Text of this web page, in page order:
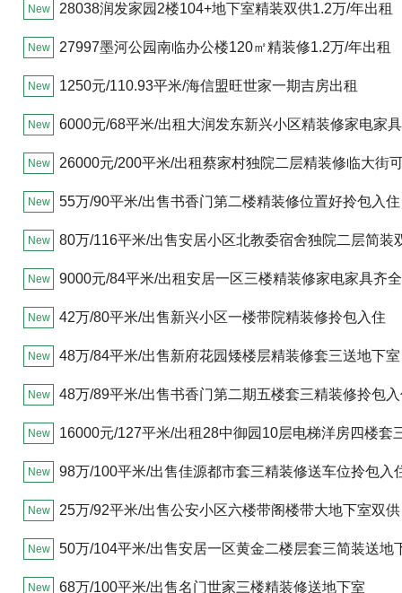
New 28038润发家园2楼104+地下室精装双供1.2万/年出租
New 27997墨河公园南临办公楼120㎡精装修1.2万/年出租
New 1250元/110.93平米/海信盟旺世家一期吉房出租
New 6000元/68平米/出租大润发东新兴小区精装修家电家
拎包入住燃气供暖
New 26000元/200平米/出租蔡家村独院二层精装修临大街
点房
New 55万/90平米/出售书香门第二楼精装修位置好拎包入住
New 80万/116平米/出售安居小区北教委宿舍独院二层简装
New 9000元/84平米/出租安居一区三楼精装修家电家具齐
入住
New 42万/80平米/出售新兴小区一楼带院精装修拎包入住
New 48万/84平米/出售新府花园矮楼层精装修套三送地下室
New 48万/89平米/出售书香门第二期五楼套三精装修拎包
New 16000元/127平米/出租28中御园10层电梯洋房四楼套
家具齐全
New 98万/100平米/出售佳源都市套三精装修送车位拎包入
New 25万/92平米/出售公安小区六楼带阁楼带大地下室双供
New 50万/104平米/出售安居一区黄金二楼层套三简装送地
New 68万/100平米/出售名门世家三楼精装修送地下室